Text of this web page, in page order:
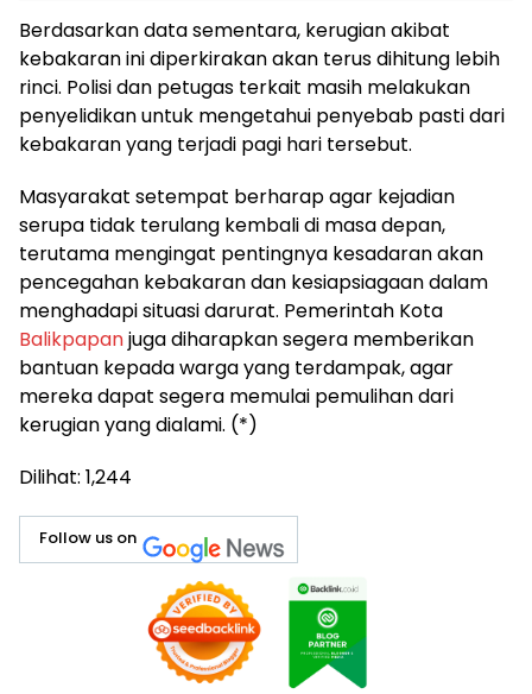
Berdasarkan data sementara, kerugian akibat
kebakaran ini diperkirakan akan terus dihitung lebih
rinci. Polisi dan petugas terkait masih melakukan
penyelidikan untuk mengetahui penyebab pasti dari
kebakaran yang terjadi pagi hari tersebut.
Masyarakat setempat berharap agar kejadian
serupa tidak terulang kembali di masa depan,
terutama mengingat pentingnya kesadaran akan
pencegahan kebakaran dan kesiapsiagaan dalam
menghadapi situasi darurat. Pemerintah Kota
Balikpapanjuga diharapkan segera memberikan
bantuan kepada warga yang terdampak, agar
mereka dapat segera memulai pemulihan dari
kerugian yang dialami. (*)
Dilihat: 1,244
Follow us on